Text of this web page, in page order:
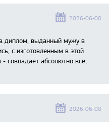
2026-06-08
диплом, выданный мужу в
с изготовленным в этой
совпадает абсолютно все,
2026-06-08